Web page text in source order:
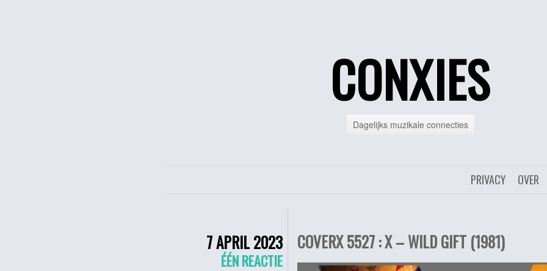
CONXIES
Dagelijks muzikale connecties
OVER
PRIVACY
7 APRIL 2023
ÉÉN REACTIE
COVERX 5527 : X – WILD GIFT (1981)